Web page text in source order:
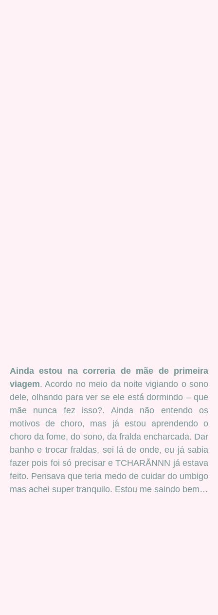
Ainda estou na correria de mãe de primeira
viagem. Acordo no meio da noite vigiando o sono
dele, olhando para ver se ele está dormindo – que
mãe nunca fez isso?. Ainda não entendo os
motivos de choro, mas já estou aprendendo o
choro da fome, do sono, da fralda encharcada. Dar
banho e trocar fraldas, sei lá de onde, eu já sabia
fazer pois foi só precisar e TCHARÃNNN já estava
feito. Pensava que teria medo de cuidar do umbigo
mas achei super tranquilo. Estou me saindo bem…